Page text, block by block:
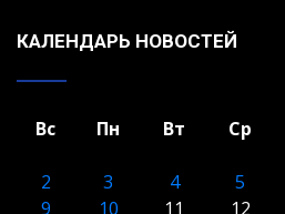
КАЛЕНДАРЬ НОВОСТЕЙ
Вс Пн Вт Ср
2
3 4 5
9
10 11 12